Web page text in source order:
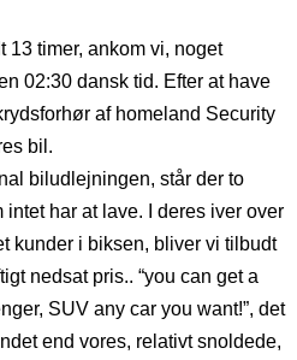
13 timer, ankom vi, noget
02:30 dansk tid. Efter at have
af homeland Security
bil.
biludlejningen, står der to
har at lave. I deres iver over
kunder i biksen, bliver vi tilbudt
nedsat pris.. “you can get a
SUV any car you want!”, det
end vores, relativt snoldede,